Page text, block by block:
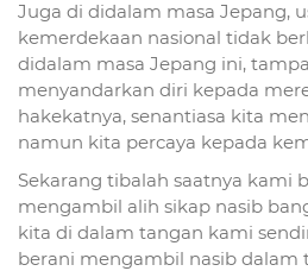
Juga di didalam masa Jepang,
kemerdekaan nasional tidak
didalam masa Jepang ini,
menyandarkan diri kepada
hakekatnya, senantiasa kita
namun kita percaya kepada
Sekarang tibalah saatnya kami
mengambil alih sikap nasib
kita di dalam tangan kami
berani mengambil nasib dalam